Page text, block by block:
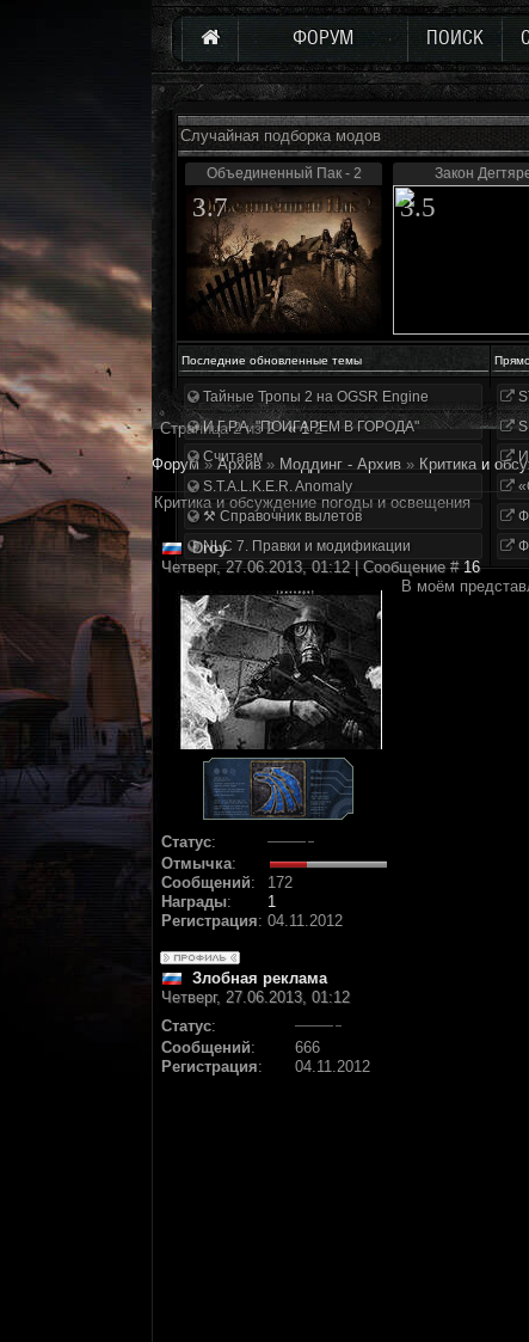
ФОРУМ ПОИСК
Случайная подборка модов
Объединенный Пак - 2
3.7
Закон
3.5
Последние обновленные темы
Тайные Тропы 2 на OGSR Engine
И.Г.Р.А. "ПОИГАРЕМ В ГОРОДА"
Считаем
S.T.A.L.K.E.R. Anomaly
⚒ Справочник вылетов
NLC 7. Правки и модификации
Страница2из2 « 1 2
Форум » Архив » Моддинг - Архив » Критика и
Критика и обсуждение погоды и освещения
Droy
Четверг, 27.06.2013, 01:12 | Сообщение #16
Статус:
Отмычка:
Сообщений:
172
Награды:
1
Регистрация: 04.11.2012
В моём
Злобная реклама
Четверг, 27.06.2013, 01:12
Статус:
Сообщений:
666
Регистрация: 04.11.2012